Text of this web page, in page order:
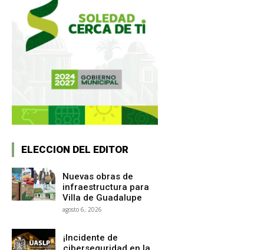
ELECCION DEL EDITOR
Nuevas obras de
infraestructura para
Villa de Guadalupe
agosto 6, 2026
¡Incidente de